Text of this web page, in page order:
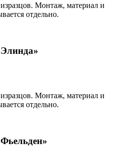
Монтаж, материал и
отдельно.
Монтаж, материал и
отдельно.